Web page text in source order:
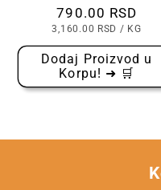
Cena
790.00 RSD
CENA
KOMADU
3,160.00 RSD / PO
KG
Dodaj Proizvod u
Korpu! ➜ 🛒